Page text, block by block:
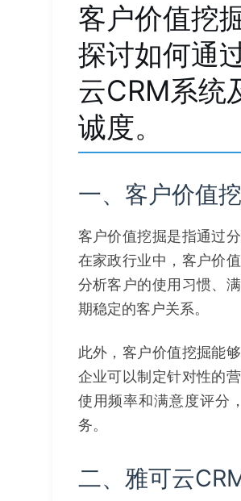
客户价值挖
探讨如何通
云CRM系统
诚度。
一、客户价值
客户价值挖掘是指通过
在家政行业中，客户价
分析客户的使用习惯、
期稳定的客户关系。
此外，客户价值挖掘能
企业可以制定针对性的
使用频率和满意度评分
务。
二、雅可云